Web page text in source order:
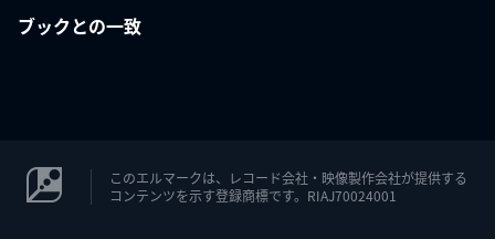
ブックとの一致
このエルマークは、レコード会社・映像製作会社が提供する
コンテンツを示す登録商標です。RIAJ70024001